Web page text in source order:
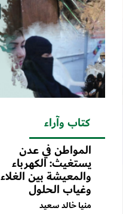
كتاب وآراء
المواطن في عدن
يستغيث: الكهرباء
والمعيشة بين الغلاء
وغياب الحلول
منيا خالد سعيد